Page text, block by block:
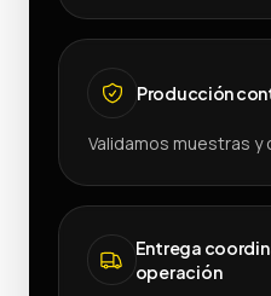
Producción
Validamos muestras y
Entrega
operación